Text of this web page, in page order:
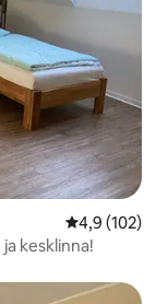
Keskmine
4,9 (102)
kesklinna!